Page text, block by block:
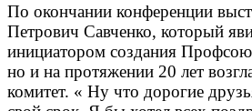
По окончании конференции
Петрович Савченко, который
инициатором создания
но и на протяжении 20 лет
комитет. « Ну что дорогие